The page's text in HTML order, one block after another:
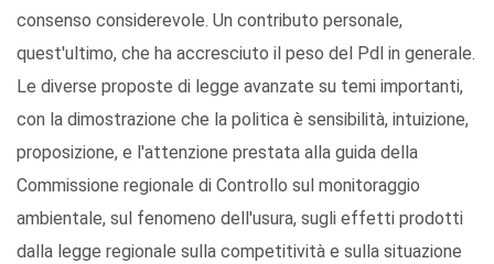
consenso considerevole. Un contributo personale,
quest'ultimo, che ha accresciuto il peso del Pdl in generale.
Le diverse proposte di legge avanzate su temi importanti,
con la dimostrazione che la politica è sensibilità, intuizione,
proposizione, e l'attenzione prestata alla guida della
Commissione regionale di Controllo sul monitoraggio
ambientale, sul fenomeno dell'usura, sugli effetti prodotti
dalla legge regionale sulla competitività e sulla situazione